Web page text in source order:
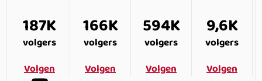
187K
volgers
Volgen
166K
volgers
Volgen
594K
volgers
Volgen
9,6K
volgers
Volgen